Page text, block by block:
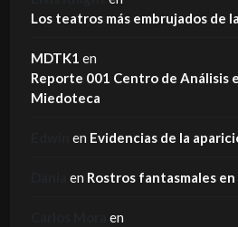
Los teatros más embrujados de
MDTK1 en
Reporte 001 Centro de Análisis
Miedoteca
en Evidencias de la
en Rostros fantasmales
en